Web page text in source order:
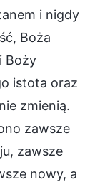
i nigdy
Boża
Boży
istota oraz
zmienią.
zawsze
zawsze
nowy, a